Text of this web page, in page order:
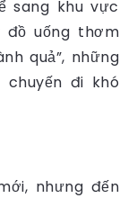
sang khu vực
uống thơm
quả”, những
đi khó
nhưng đến